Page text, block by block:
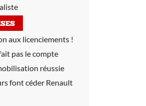
aux licenciements !
pas le compte
réussie
font céder Renault